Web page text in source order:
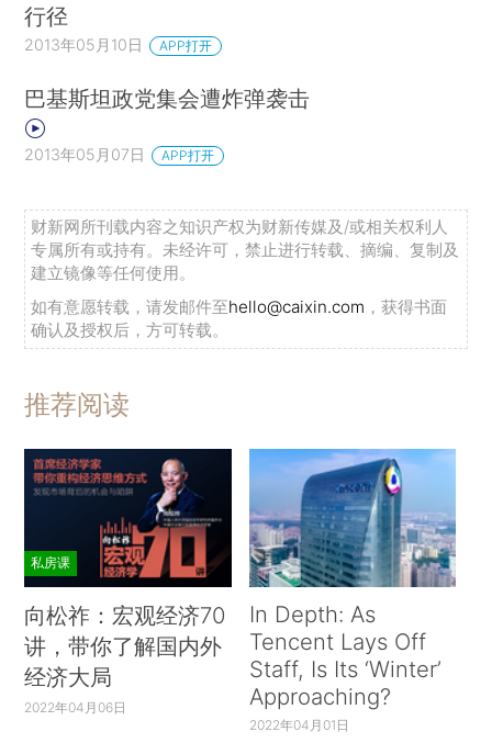
行径
2013年05月10日 APP打开
巴基斯坦政党集会遭炸弹袭击
2013年05月07日 APP打开
财新网所刊载内容之知识产权为财新传媒及/或相关权利人
专属所有或持有。未经许可，禁止进行转载、摘编、复制及
建立镜像等任何使用。
如有意愿转载，请发邮件至hello@caixin.com ，获得书面
确认及授权后，方可转载。
推荐阅读
私房课
向松祚：宏观经济70
讲，带你了解国内外
经济大局
2022年04月06日
In Depth: As
Tencent Lays Off
Staff, Is Its ‘Winter’
Approaching?
2022年04月01日